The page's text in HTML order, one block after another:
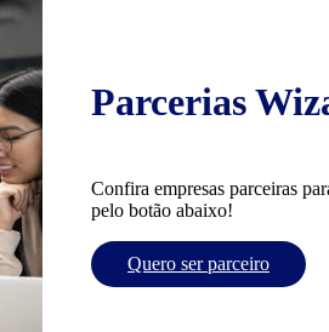
Parcerias
Confira empresas parceiras
pelo botão abaixo!
Quero ser parceiro